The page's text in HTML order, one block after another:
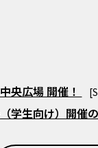
央広場 開催！
学生向け）開催